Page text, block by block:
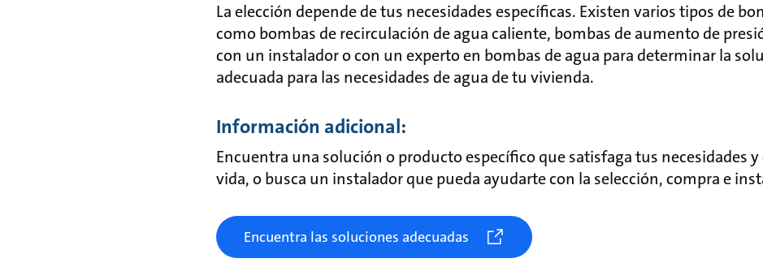
La elección depende de tus necesidades específicas. Existen varios tipos de
como bombas de recirculación de agua caliente, bombas de aumento de
con un instalador o con un experto en bombas de agua para determinar la
adecuada para las necesidades de agua de tu vivienda.
Información adicional:
Encuentra una solución o producto específico que satisfaga tus necesidades
vida, o busca un instalador que pueda ayudarte con la selección, compra e
Encuentra las soluciones adecuadas